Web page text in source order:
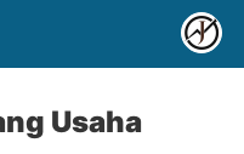
Usaha